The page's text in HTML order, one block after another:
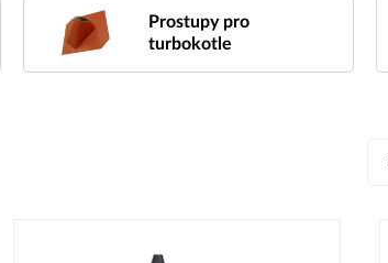
Prostupy pro
turbokotle